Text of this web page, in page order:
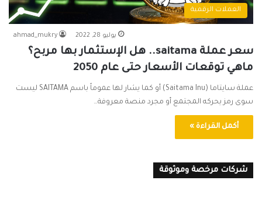
العملات الرقمية
ahmad_mukry يوليو 28, 2022
سعر عملة saitama.. هل الإستثمار بها مربح؟
ماهي توقعات الأسعار حتى عام 2050
عملة سايتاما (Saitama Inu) أو كما يشار لها عموماً باسم SAITAMA ليست
سوى رمز يحركه المجتمع أو مجرد منصة معروفة…
أكمل القراءة »
شركات مرخصة وموثوقة